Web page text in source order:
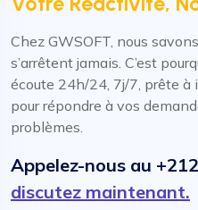
Chez GWSOFT, nous
s’arrêtent jamais. C’est
écoute 24h/24, 7j/7, prête
pour répondre à vos
problèmes.
Appelez-nous au
discutez maintenant.